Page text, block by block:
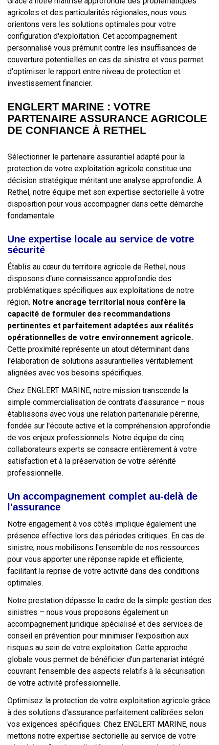
agricoles et des particularités régionales, nous vous
orientons vers les solutions optimales pour votre
configuration d'exploitation. Cet accompagnement
personnalisé vous prémunit contre les insuffisances de
couverture potentielles en cas de sinistre et vous permet
d'optimiser le rapport entre niveau de protection et
investissement financier.
ENGLERT MARINE : VOTRE
PARTENAIRE ASSURANCE AGRICOLE
DE CONFIANCE À RETHEL
Sélectionner le partenaire assurantiel adapté pour la
protection de votre exploitation agricole constitue une
décision stratégique méritant une analyse approfondie. À
Rethel, notre équipe met son expertise sectorielle à votre
disposition pour vous accompagner dans cette démarche
fondamentale.
Une expertise locale au service de votre
sécurité
Établis au cœur du territoire agricole de Rethel, nous
disposons d'une connaissance approfondie des
problématiques spécifiques aux exploitations de notre
région. Notre ancrage territorial nous confère la
capacité de formuler des recommandations
pertinentes et parfaitement adaptées aux réalités
opérationnelles de votre environnement agricole.
Cette proximité représente un atout déterminant dans
l'élaboration de solutions assurantielles véritablement
alignées avec vos besoins spécifiques.
Chez ENGLERT MARINE, notre mission transcende la
simple commercialisation de contrats d'assurance – nous
établissons avec vous une relation partenariale pérenne,
fondée sur l'écoute active et la compréhension approfondie
de vos enjeux professionnels. Notre équipe de cinq
collaborateurs experts se consacre entièrement à votre
satisfaction et à la préservation de votre sérénité
professionnelle.
Un accompagnement complet au-delà de
l'assurance
Notre engagement à vos côtés implique également une
présence effective lors des périodes critiques. En cas de
sinistre, nous mobilisons l'ensemble de nos ressources
pour vous apporter une réponse rapide et efficiente,
facilitant la reprise de votre activité dans des conditions
optimales.
Notre prestation dépasse le cadre de la simple gestion des
sinistres – nous vous proposons également un
accompagnement juridique spécialisé et des services de
conseil en prévention pour minimiser l'exposition aux
risques au sein de votre exploitation. Cette approche
globale vous permet de bénéficier d'un partenariat intégré
couvrant l'ensemble des aspects relatifs à la sécurisation
de votre activité professionnelle.
Optimisez la protection de votre exploitation agricole grâce
à des solutions d'assurance parfaitement calibrées selon
vos exigences spécifiques. Chez ENGLERT MARINE, nous
mettons notre expertise sectorielle au service de votre